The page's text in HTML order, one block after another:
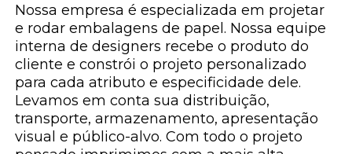
Nossa empresa é especializada em projetar
e rodar embalagens de papel. Nossa equipe
interna de designers recebe o produto do
cliente e constrói o projeto personalizado
para cada atributo e especificidade dele.
Levamos em conta sua distribuição,
transporte, armazenamento, apresentação
visual e público-alvo. Com todo o projeto